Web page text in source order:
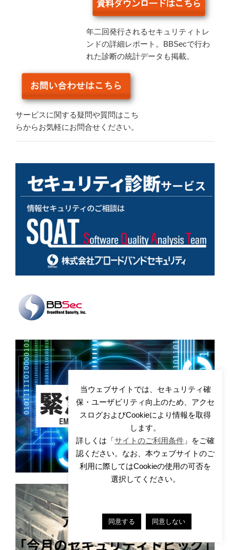
年二回発行されるセキュリティトレ
ンドの詳細レポート。BBSecで行わ
れた診断の統計データも掲載。
サービスに関する疑問や質問はこち
らからお気軽にお問合せください。
当ウェブサイトでは、セキュリティ確
保・ユーザビリティ向上のため、アクセ
スログおよびCookieにより情報を取得
します。
詳しくは「サイトのご利用条件 」をご確
認ください。なお、本ウェブサイトのご
利用に際してはCookieの使用の可否を
選択してください。
同意する 同意しない